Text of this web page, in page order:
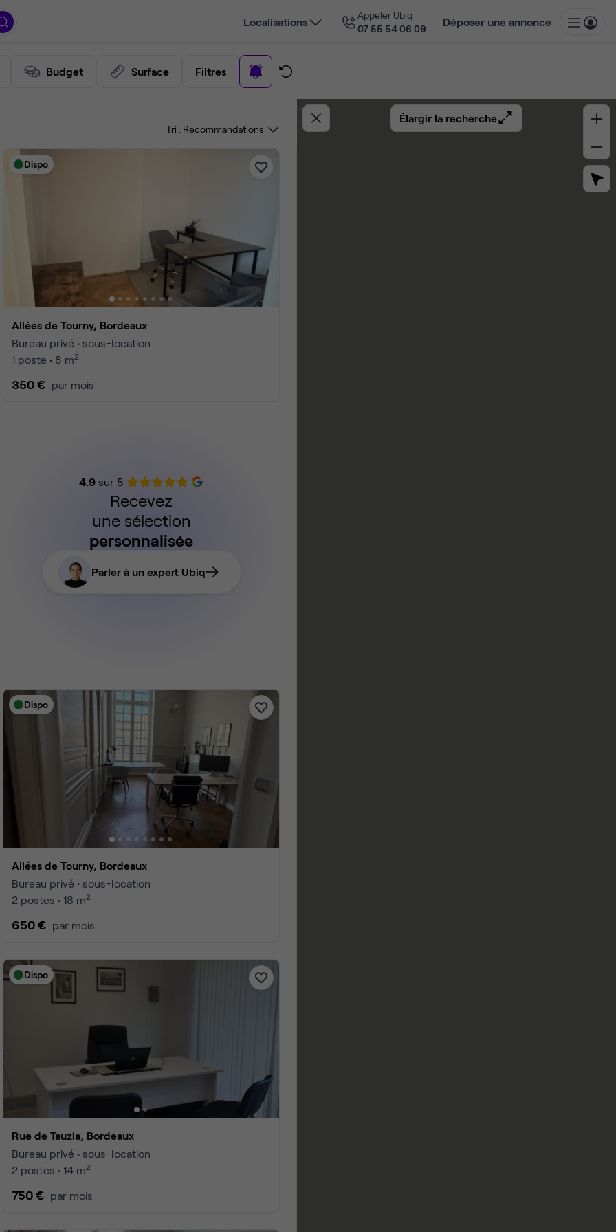
Localisations
Appeler Ubiq
07 55 54 06 09
Déposer une annonce
Tri :
Élargir la recherche